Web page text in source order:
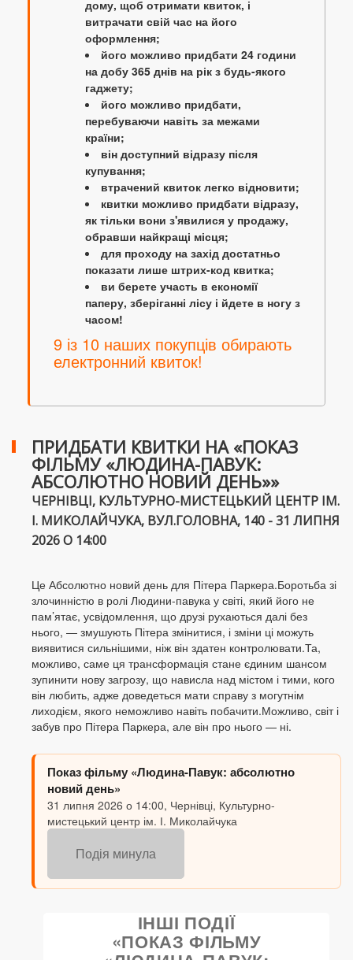
дому, щоб отримати квиток, і
витрачати свій час на його
оформлення;
його можливо придбати 24 години
на добу 365 днів на рік з будь-якого
гаджету;
його можливо придбати,
перебуваючи навіть за межами
країни;
він доступний відразу після
купування;
втрачений квиток легко відновити;
квитки можливо придбати відразу,
як тільки вони з'явилися у продажу,
обравши найкращі місця;
для проходу на захід достатньо
показати лише штрих-код квитка;
ви берете участь в економії
паперу, зберіганні лісу і йдете в ногу з
часом!
9 із 10 наших покупців обирають
електронний квиток!
ПРИДБАТИ КВИТКИ НА «ПОКАЗ
ФІЛЬМУ «ЛЮДИНА-ПАВУК:
АБСОЛЮТНО НОВИЙ ДЕНЬ»»
ЧЕРНІВЦІ, КУЛЬТУРНО-МИСТЕЦЬКИЙ ЦЕНТР ІМ.
І. МИКОЛАЙЧУКА, ВУЛ.ГОЛОВНА, 140 - 31 ЛИПНЯ
2026 О 14:00
Це Абсолютно новий день для Пітера Паркера.Боротьба зі
злочинністю в ролі Людини-павука у світі, який його не
пам’ятає, усвідомлення, що друзі рухаються далі без
нього, — змушують Пітера змінитися, і зміни ці можуть
виявитися сильнішими, ніж він здатен контролювати.Та,
можливо, саме ця трансформація стане єдиним шансом
зупинити нову загрозу, що нависла над містом і тими, кого
він любить, адже доведеться мати справу з могутнім
лиходієм, якого неможливо навіть побачити.Можливо, світ і
забув про Пітера Паркера, але він про нього — ні.
Показ фільму «Людина-Павук: абсолютно
новий день»
31 липня 2026 о 14:00, Чернівці, Культурно-
мистецький центр ім. І. Миколайчука
Подія минула
ІНШІ ПОДІЇ
«ПОКАЗ ФІЛЬМУ